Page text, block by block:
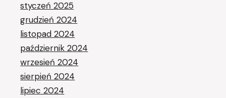
styczeń 2025
grudzień 2024
listopad 2024
październik 2024
wrzesień 2024
sierpień 2024
lipiec 2024